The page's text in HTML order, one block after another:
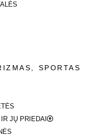
SPORTAS
JŲ PRIEDAI